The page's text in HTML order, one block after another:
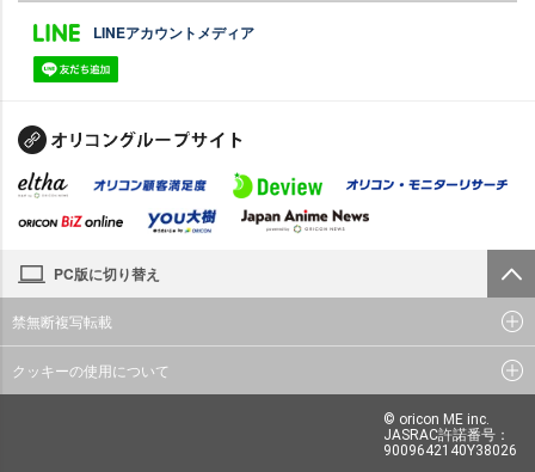
LINEアカウントメディア
PC版に切り替え
禁無断複写転載
クッキーの使用について
© oricon ME inc.
JASRAC許諾番号：
9009642140Y38026